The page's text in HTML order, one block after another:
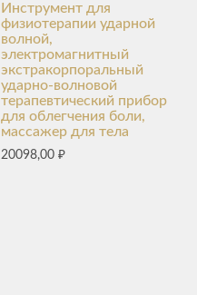
Инструмент для
физиотерапии ударной
волной,
электромагнитный
экстракорпоральный
ударно-волновой
терапевтический прибор
для облегчения боли,
массажер для тела
20098,00₽